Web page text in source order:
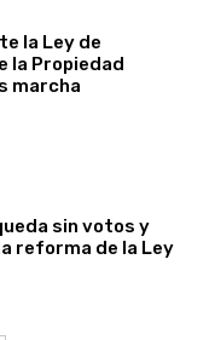
la Ley de
la Propiedad
marcha
sin votos y
reforma de la Ley